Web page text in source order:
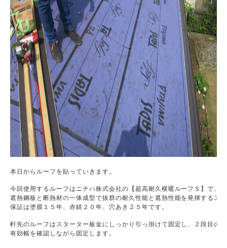
本日からルーフを貼っていきます。
今回使用するルーフはニチハ株式会社の【超高耐久横暖ルーフＳ】で、
遮熱鋼板と断熱材の一体成型で抜群の耐久性能と遮熱性能を発揮するス
保証は塗膜１５年、赤錆２０年、穴あき２５年です。
軒先のルーフはスターター板金にしっかり引っ掛けて固定し、２段目の
有効幅を確認しながら固定します。